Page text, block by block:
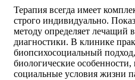
Терапия всегда имеет
строго индивидуально.
методу определяет лечащий
диагностики. В клинике
биопсихосоциальный
биологические
социальные условия жизни